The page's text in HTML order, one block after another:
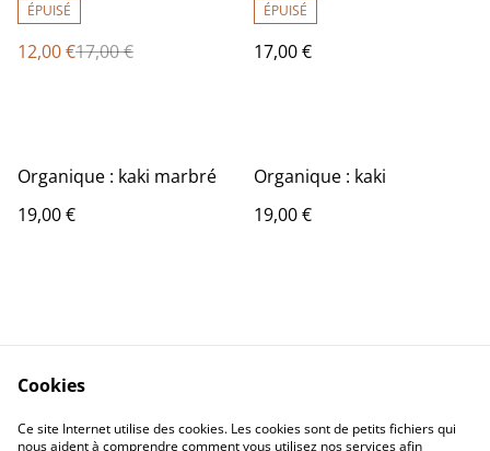
ÉPUISÉ
12,00 €17,00 €
ÉPUISÉ
17,00 €
Organique : kaki marbré
19,00 €
Organique : kaki
19,00 €
Contact Us
Legal Terms
Privacy Policy
Cookie Policy
Cookies
Ce site Internet utilise des cookies. Les cookies sont de petits fichiers qui
nous aident à comprendre comment vous utilisez nos services afin